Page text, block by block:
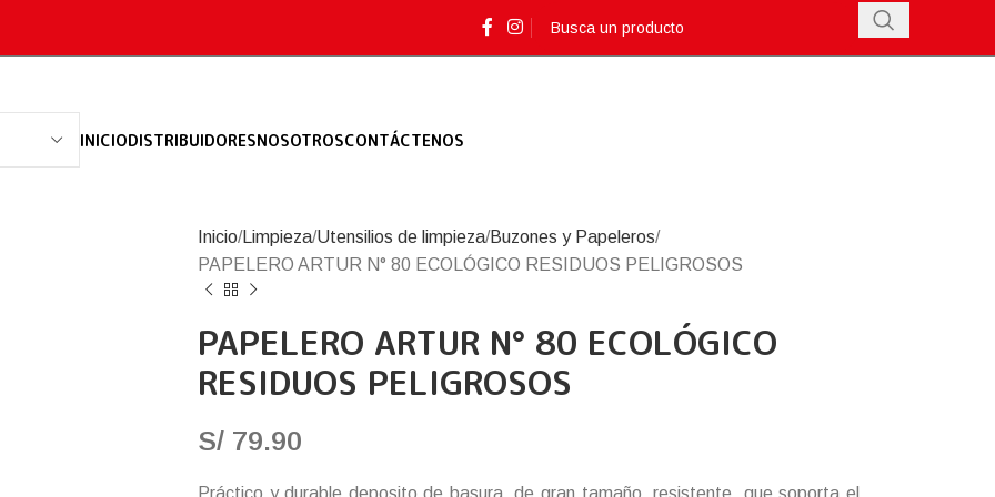
INICIODISTRIBUIDORESNOSOTROSCONTÁCTENOS
Inicio Limpieza Utensilios de limpieza Buzones y Papeleros
PAPELERO ARTUR N° 80 ECOLÓGICO RESIDUOS PELIGROSOS
PAPELERO ARTUR N° 80 ECOLÓGICO
RESIDUOS PELIGROSOS
S/79.90
Práctico y durable deposito de basura, de gran tamaño, resistente, que soporta el